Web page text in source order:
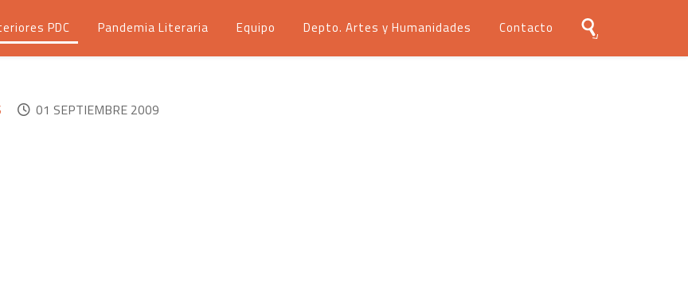
PDC Pandemia Literaria Equipo Depto. Artes y Humanidades Contacto
01 SEPTIEMBRE 2009